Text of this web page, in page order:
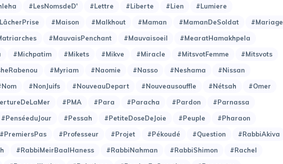
#LesNomsdeD' #Lettre #Liberte #Lien
#Lumiere
#Maison #Malkhout #Maman #MamanDeSoldat
#Mariage
#MauvaisPenchant #Mauvaisoeil
#MearatHamakhpela
#Michpatim #Mikets #Mikve #Miracle #MitsvotFemme
#Mitsvots
#Myriam #Naomie #Nasso #Neshama
#Nissan
#NonJuifs #NouveauDepart #Nouveausouffle #Nétsah
#Omer
#PMA #Para #Paracha #Pardon
#Parnassa
#PenséeduJour #Pessah #PetiteDoseDeJoie #Peuple
#Pharaon
#PremiersPas #Professeur #Projet #Pékoudé #Question
#RabbiAkiva
#RabbiMeirBaalHaness #RabbiNahman #RabbiShimon
#Rachel